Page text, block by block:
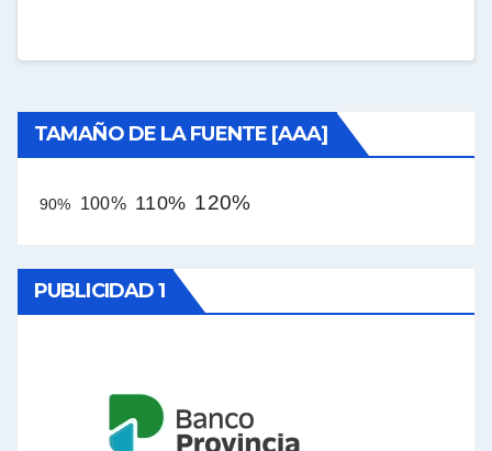
TAMAÑO DE LA FUENTE [AAA]
90% 100% 110% 120%
PUBLICIDAD 1